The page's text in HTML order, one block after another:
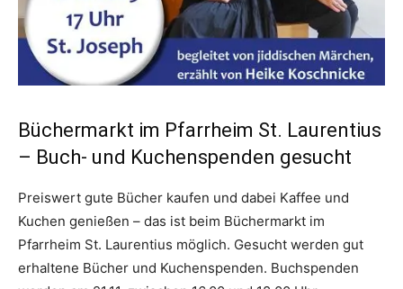
Büchermarkt im Pfarrheim St. Laurentius
– Buch- und Kuchenspenden gesucht
Preiswert gute Bücher kaufen und dabei Kaffee und
Kuchen genießen – das ist beim Büchermarkt im
Pfarrheim St. Laurentius möglich. Gesucht werden gut
erhaltene Bücher und Kuchenspenden. Buchspenden